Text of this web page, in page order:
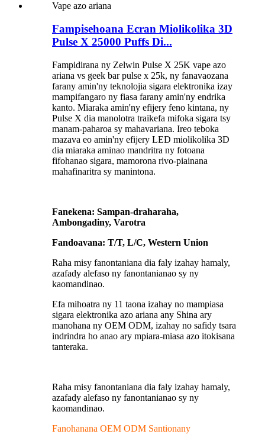
Fampisehoana Ecran Miolikolika 3D
Pulse X 25000 Puffs Di...
Fampidirana ny Zelwin Pulse X 25K vape azo
ariana vs geek bar pulse x 25k, ny fanavaozana
farany amin'ny teknolojia sigara elektronika izay
mampifangaro ny fiasa farany amin'ny endrika
kanto. Miaraka amin'ny efijery feno kintana, ny
Pulse X dia manolotra traikefa mifoka sigara tsy
manam-paharoa sy mahavariana. Ireo teboka
mazava eo amin'ny efijery LED miolikolika 3D
dia miaraka aminao mandritra ny fotoana
fifohanao sigara, mamorona rivo-piainana
mahafinaritra sy manintona.
Fanekena: Sampan-draharaha,
Ambongadiny, Varotra
Fandoavana: T/T, L/C, Western Union
Raha misy fanontaniana dia faly izahay hamaly,
azafady alefaso ny fanontanianao sy ny
kaomandinao.
Efa mihoatra ny 11 taona izahay no mampiasa
sigara elektronika azo ariana any Shina ary
manohana ny OEM ODM, izahay no safidy tsara
indrindra ho anao ary mpiara-miasa azo itokisana
tanteraka.
Raha misy fanontaniana dia faly izahay hamaly,
azafady alefaso ny fanontanianao sy ny
kaomandinao.
Fanohanana OEM ODM Santionany